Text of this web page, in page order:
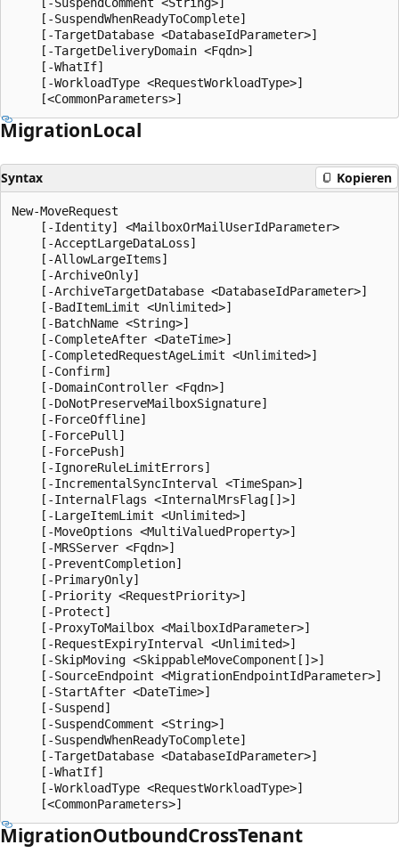
    [-SuspendWhenReadyToComplete]
    [-TargetDatabase <DatabaseIdParameter>]
    [-TargetDeliveryDomain <Fqdn>]
    [-WhatIf]
    [-WorkloadType <RequestWorkloadType>]
MigrationLocal
Syntax Kopieren
New-MoveRequest
    [-Identity] <MailboxOrMailUserIdParameter>
    [-AcceptLargeDataLoss]
    [-AllowLargeItems]
    [-ArchiveOnly]
    [-ArchiveTargetDatabase <DatabaseIdParameter>]
    [-BadItemLimit <Unlimited>]
    [-BatchName <String>]
    [-CompleteAfter <DateTime>]
    [-CompletedRequestAgeLimit <Unlimited>]
    [-Confirm]
    [-DomainController <Fqdn>]
    [-DoNotPreserveMailboxSignature]
    [-ForceOffline]
    [-ForcePull]
    [-ForcePush]
    [-IgnoreRuleLimitErrors]
    [-IncrementalSyncInterval <TimeSpan>]
    [-InternalFlags <InternalMrsFlag[]>]
    [-LargeItemLimit <Unlimited>]
    [-MoveOptions <MultiValuedProperty>]
    [-MRSServer <Fqdn>]
    [-PreventCompletion]
    [-PrimaryOnly]
    [-Priority <RequestPriority>]
    [-Protect]
    [-ProxyToMailbox <MailboxIdParameter>]
    [-RequestExpiryInterval <Unlimited>]
    [-SkipMoving <SkippableMoveComponent[]>]
    [-SourceEndpoint <MigrationEndpointIdParameter>]
    [-StartAfter <DateTime>]
    [-Suspend]
    [-SuspendComment <String>]
    [-SuspendWhenReadyToComplete]
    [-TargetDatabase <DatabaseIdParameter>]
    [-WhatIf]
    [-WorkloadType <RequestWorkloadType>]
MigrationOutboundCrossTenant